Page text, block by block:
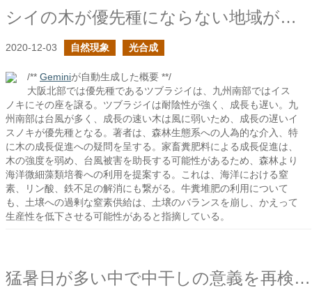
シイの木が優先種にならない地域があるらしい
2020-12-03 自然現象 光合成
/** Geminiが自動生成した概要 **/
大阪北部では優先種であるツブラジイは、九州南部ではイス
ノキにその座を譲る。ツブラジイは耐陰性が強く、成長も遅い。九
州南部は台風が多く、成長の速い木は風に弱いため、成長の遅いイ
スノキが優先種となる。著者は、森林生態系への人為的な介入、特
に木の成長促進への疑問を呈する。家畜糞肥料による成長促進は、
木の強度を弱め、台風被害を助長する可能性があるため、森林より
海洋微細藻類培養への利用を提案する。これは、海洋における窒
素、リン酸、鉄不足の解消にも繋がる。牛糞堆肥の利用について
も、土壌への過剰な窒素供給は、土壌のバランスを崩し、かえって
生産性を低下させる可能性があると指摘している。
猛暑日が多い中で中干しの意義を再検討する